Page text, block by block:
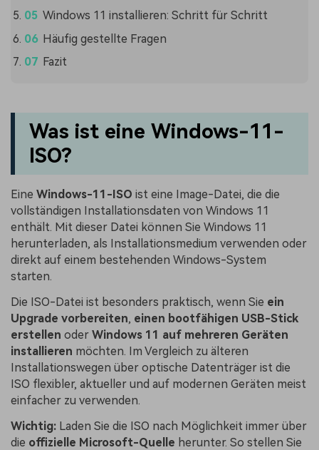
Windows 11 installieren: Schritt für Schritt
Häufig gestellte Fragen
Fazit
Was ist eine Windows-11-
ISO?
Eine Windows-11-ISO ist eine Image-Datei, die die
vollständigen Installationsdaten von Windows 11
enthält. Mit dieser Datei können Sie Windows 11
herunterladen, als Installationsmedium verwenden oder
direkt auf einem bestehenden Windows-System
starten.
Die ISO-Datei ist besonders praktisch, wenn Sie ein
Upgrade vorbereiten, einen bootfähigen USB-Stick
erstellen oder Windows 11 auf mehreren Geräten
installieren möchten. Im Vergleich zu älteren
Installationswegen über optische Datenträger ist die
ISO flexibler, aktueller und auf modernen Geräten meist
einfacher zu verwenden.
Wichtig: Laden Sie die ISO nach Möglichkeit immer über
die offizielle Microsoft-Quelle herunter. So stellen Sie